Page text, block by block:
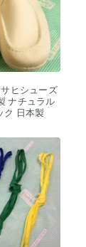
サヒシューズ
ナチュラル
ク 日本製